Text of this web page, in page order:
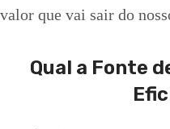
valor que vai sair do
Qual a Fonte